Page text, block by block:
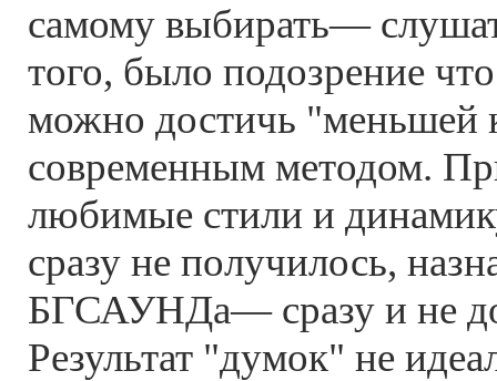
самому выбирать—
того, было подозрение
можно достичь "меньшей
современным методом.
любимые стили и
сразу не получилось,
БГСАУНДа— сразу и не
Результат "думок" не